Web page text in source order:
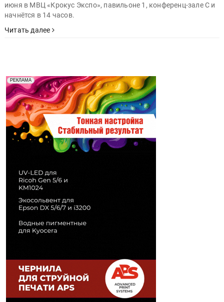
июня в МВЦ «Крокус Экспо», павильоне 1, конференц-зале С и
начнётся в 14 часов.
Читать далее
РЕКЛАМА
Реклама. Рекламодатель ООО "Передовые Системы
Печати" erid: 2SDnjd2d4Qz